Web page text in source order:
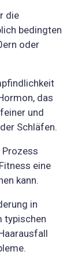
die
bedingten
oder
das
und
Schläfen.
eine
kann.
in
typischen